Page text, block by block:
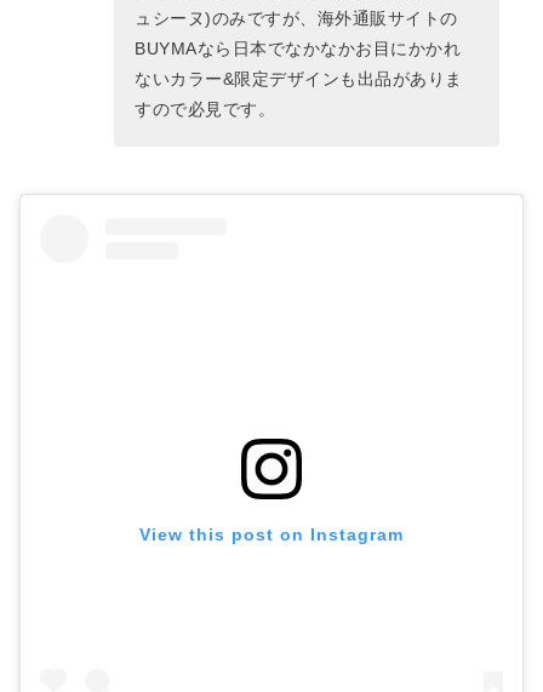
ュシーヌ)のみですが、海外通販サイトの
BUYMAなら日本でなかなかお目にかかれ
ないカラー&限定デザインも出品がありま
すので必見です。
View this post on Instagram